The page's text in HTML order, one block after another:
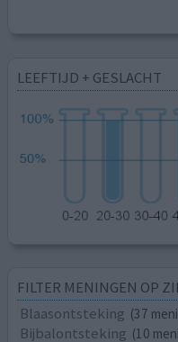
LEEFTIJD + GESLACHT
FILTER MENINGEN OP
Blaasontsteking (37
Bijbalontsteking (10